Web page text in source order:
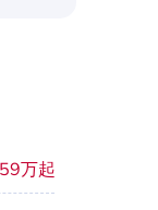
万起